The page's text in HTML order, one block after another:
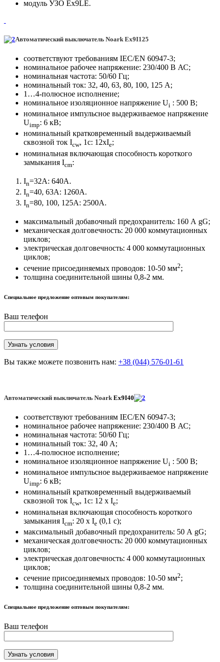
модуль УЗО Eх9LE.
Автоматический выключатель Noark Ex9І125
соответствуют требованиям IEC/EN 60947-3;
номинальное рабочее напряжение: 230/400 В АС;
номинальная частота: 50/60 Гц;
номинальный ток: 32, 40, 63, 80, 100, 125 A;
1…4-полюсное исполнение;
номинальное изоляционное напряжение Ui : 500 В;
номинальное импульсное выдерживаемое напряжение
Uimp: 6 кВ;
номинальный кратковременный выдерживаемый
сквозной ток Ісw, 1с: 12хІе;
номинальная включающая способность короткого
замыкания Ісm:
Іn=32А: 640А.
Іn=40, 63А: 1260А.
Іn=80, 100, 125А: 2500А.
максимальный добавочный предохранитель: 160 А gG;
механическая долговечность: 20 000 коммутационных
циклов;
электрическая долговечность: 4 000 коммутационных
циклов;
сечение присоединяемых проводов: 10-50 мм2;
толщина соединительной шины 0,8-2 мм.
Специальное предложение оптовым покупателям:
Ваш телефон
Вы также можете позвонить нам: +38 (044) 576-01-61
Автоматический выключатель Noark Ex9І40
соответствуют требованиям IEC/EN 60947-3;
номинальное рабочее напряжение: 230/400 В АС;
номинальная частота: 50/60 Гц;
номинальный ток: 32, 40 A;
1…4-полюсное исполнение;
номинальное изоляционное напряжение Ui : 500 В;
номинальное импульсное выдерживаемое напряжение
Uimp: 6 кВ;
номинальный кратковременный выдерживаемый
сквозной ток Ісw, 1с: 12 х Іе;
номинальная включающая способность короткого
замыкания Ісm: 20 х Іе (0,1 с);
максимальный добавочный предохранитель: 50 А gG;
механическая долговечность: 20 000 коммутационных
циклов;
электрическая долговечность: 4 000 коммутационных
циклов;
сечение присоединяемых проводов: 10-50 мм2;
толщина соединительной шины 0,8-2 мм.
Специальное предложение оптовым покупателям:
Ваш телефон